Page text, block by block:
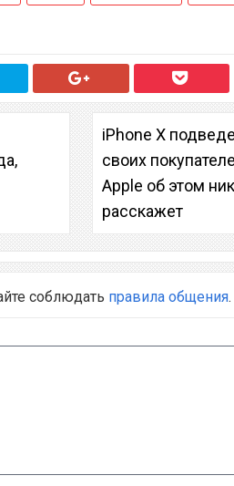
iPhone X
своих
Apple об этом
расскажет
соблюдать правила общения.